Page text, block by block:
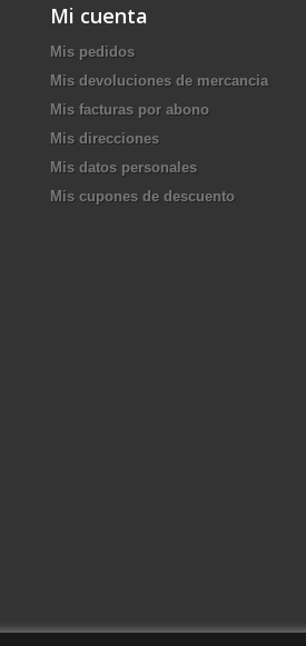
Mi cuenta
Mis pedidos
Mis devoluciones de mercancia
Mis facturas por abono
Mis direcciones
Mis datos personales
Mis cupones de descuento